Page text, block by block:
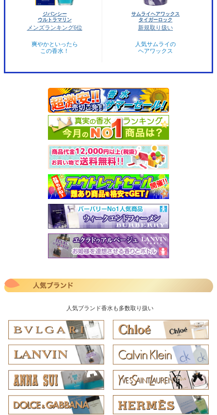
ジバンシー
ウルトラマリン
メンズランキング6位
爽やかといったら
この香水！
サムライヘアワックス
タイガーロック
新規取り扱い
人気サムライの
ヘアワックス
人気ブランド香水も多数取り扱い